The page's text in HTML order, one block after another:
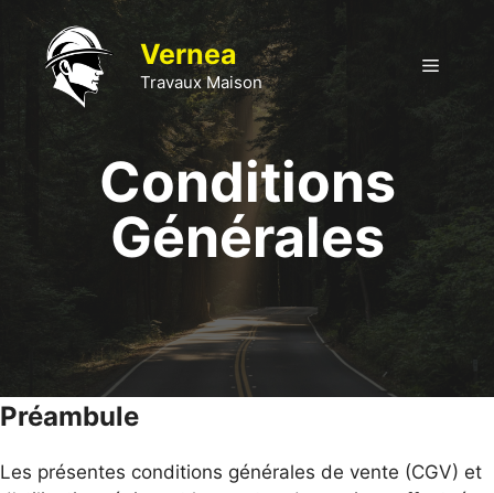
Aller
contenu
Vernea
Travaux Maison
Menu
Conditions
Générales
Préambule
Les présentes conditions générales de vente (CGV) et